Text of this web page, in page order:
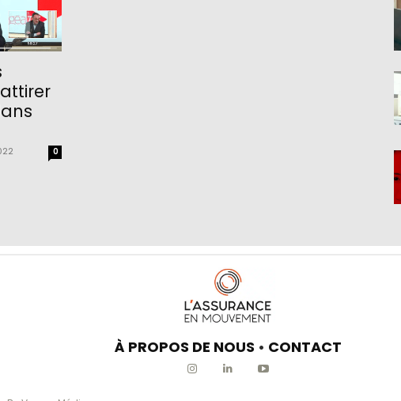
0
À PROPOS DE NOUS • CONTACT